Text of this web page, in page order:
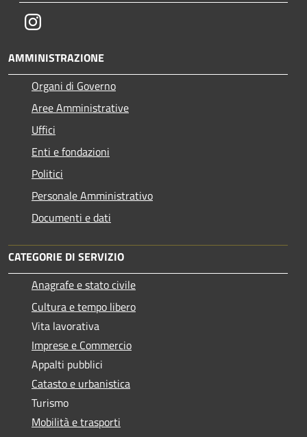
Instagram
AMMINISTRAZIONE
Organi di Governo
Aree Amministrative
Uffici
Enti e fondazioni
Politici
Personale Amministrativo
Documenti e dati
CATEGORIE DI SERVIZIO
Anagrafe e stato civile
Cultura e tempo libero
Vita lavorativa
Imprese e Commercio
Appalti pubblici
Catasto e urbanistica
Turismo
Mobilità e trasporti